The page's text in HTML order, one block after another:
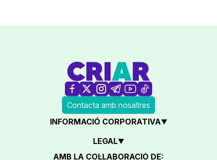
Contacta amb nosaltres
INFORMACIÓ CORPORATIVA
LEGAL
AMB LA COL·LABORACIÓ DE: